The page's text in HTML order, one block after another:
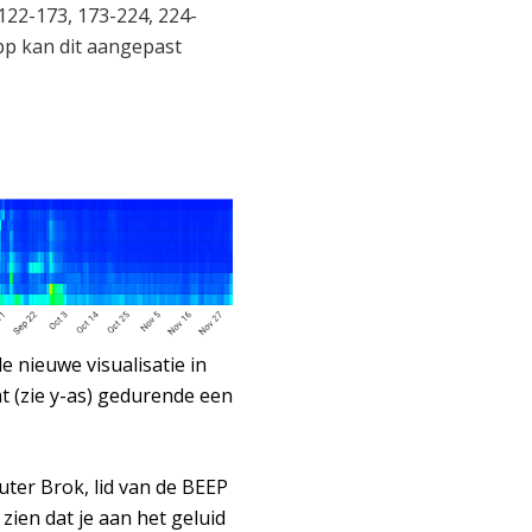
173, 173-224, 224-
kan dit aangepast
nieuwe visualisatie in
(zie y-as) gedurende een
Brok, lid van de BEEP
dat je aan het geluid